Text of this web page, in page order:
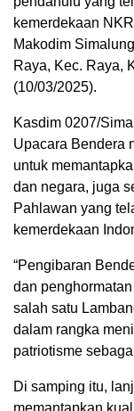
kemerdekaan
Makodim
Raya, Kec. Raya,
(10/03/2025).
Kasdim 0207/
Upacara Bendera
untuk
dan negara, juga
Pahlawan yang
kemerdekaan
“Pengibaran
dan
salah satu
dalam rangka
patriotisme
Di samping itu,
memantapkan